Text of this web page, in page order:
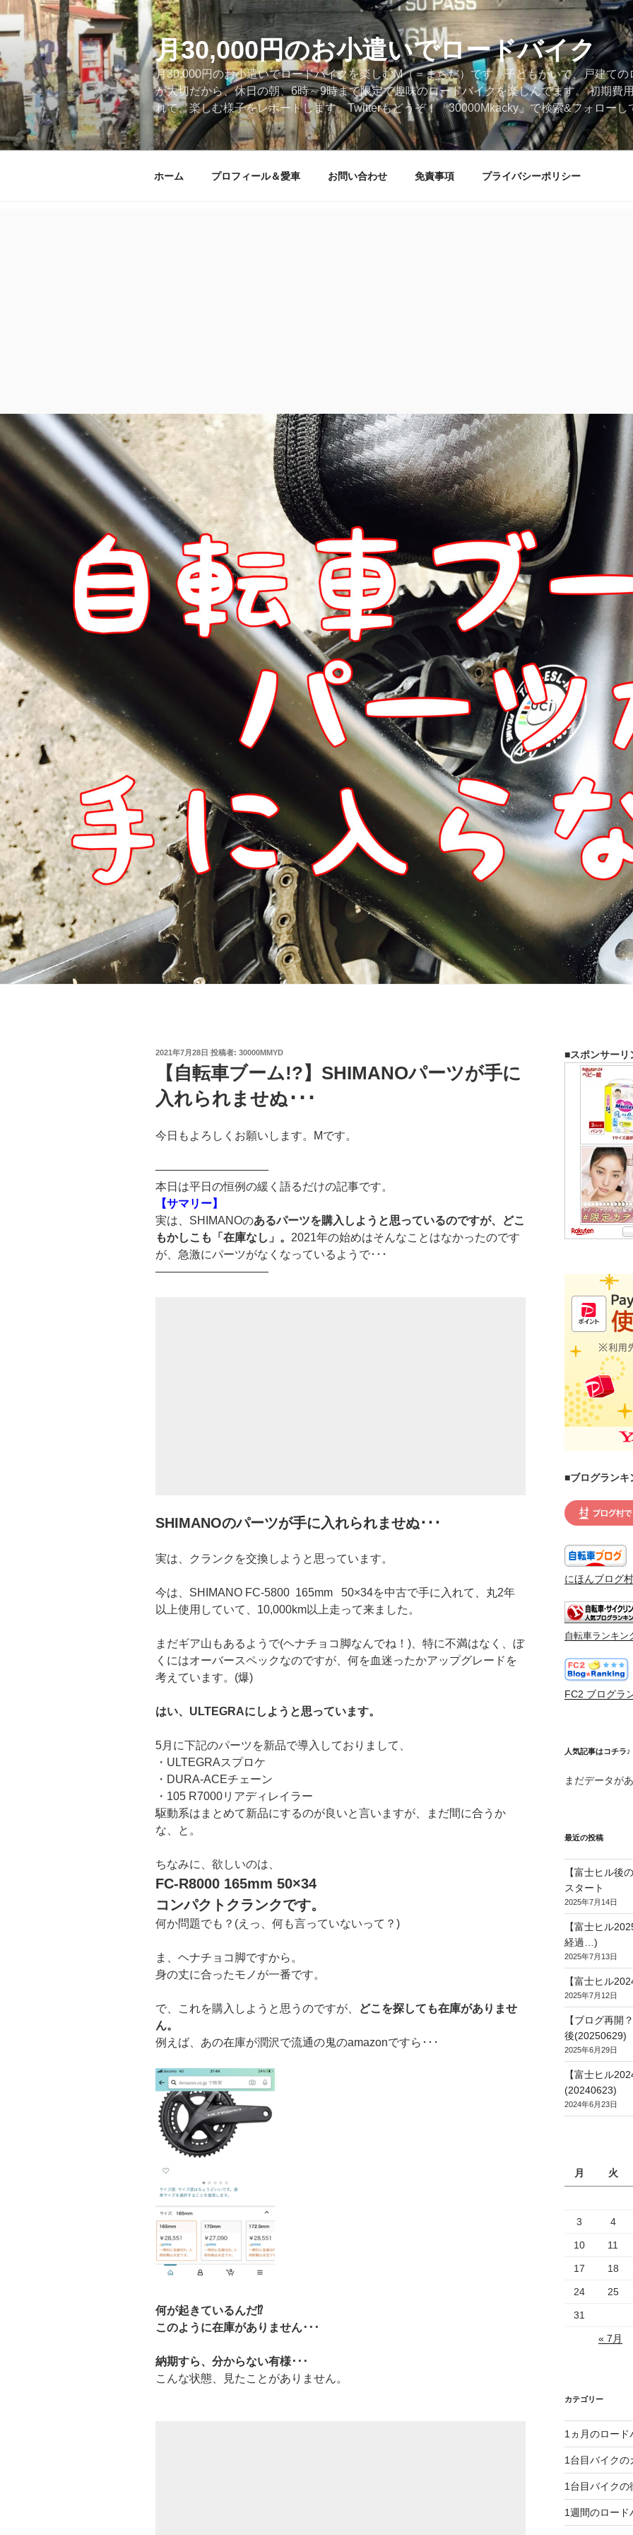
コ
テ
ン
ツ
へ
ス
キ
ッ
月30,000円のお小遣いでロードバイク
月30,000円のお小遣いでロードバイクを楽しむM（＝まちだ）です。子どもがいて、戸建て
が大切だから、休日の朝、6時～9時まで限定で趣味のロードバイクを楽しんでます。 初期費
れて、楽しむ様子をレポートします。Twitterもどうぞ！「30000Mkacky」で検索&フォローし
ホーム プロフィール＆愛車 お問い合わせ 免責事項 プライバシーポリシー
投
2021年7月28日 投稿者: 30000MMYD
【自転車ブーム!?】SHIMANOパーツが手に
入れられませぬ･･･
今日もよろしくお願いします。Mです。
——————————
本日は平日の恒例の緩く語るだけの記事です。
【サマリー】
実は、SHIMANOのあるパーツを購入しようと思っているのですが、どこ
もかしこも「在庫なし」。 2021年の始めはそんなことはなかったのです
が、急激にパーツがなくなっているようで･･･
——————————
SHIMANOのパーツが手に入れられませぬ･･･
実は、クランクを交換しようと思っています。
今は、SHIMANO FC-5800 165mm 50×34を中古で手に入れて、丸2年
以上使用していて、10,000km以上走って来ました。
まだギア山もあるようで(ヘナチョコ脚なんでね！)、特に不満はなく、ぼ
くにはオーバースペックなのですが、何を血迷ったかアップグレードを
考えています。(爆)
はい、ULTEGRAにしようと思っています。
5月に下記のパーツを新品で導入しておりまして、
・ULTEGRAスプロケ
・DURA-ACEチェーン
・105 R7000リアディレイラー
駆動系はまとめて新品にするのが良いと言いますが、まだ間に合うか
な、と。
ちなみに、欲しいのは、
FC-R8000 165mm 50×34
コンパクトクランクです。
何か問題でも？(えっ、何も言っていないって？)
ま、ヘナチョコ脚ですから。
身の丈に合ったモノが一番です。
で、これを購入しようと思うのですが、
どこを探しても在庫がありませ
ん。
例えば、あの在庫が潤沢で流通の鬼のamazonですら･･･
何が起きているんだ⁉
このように在庫がありません･･･
納期すら、分からない有様･･･
こんな状態、見たことがありません。
■スポンサーリ
■ブログランキ
にほんブログ村
自転車ランキン
FC2 ブログラ
人気記事はコチラ♪
まだデータが
最近の投稿
【富士ヒル後
スタート
2025年7月14日
【富士ヒル
経過…)
2025年7月13日
【富士ヒル
2025年7月12日
【ブログ再開
後(20250629)
2025年6月29日
【富士ヒル
(20240623)
2024年6月23日
月 火
3 4
10 11
17 18
24 25
31
« 7月
カテゴリー
1ヵ月のロード
1台目バイクの
1台目バイクの
1週間のロード